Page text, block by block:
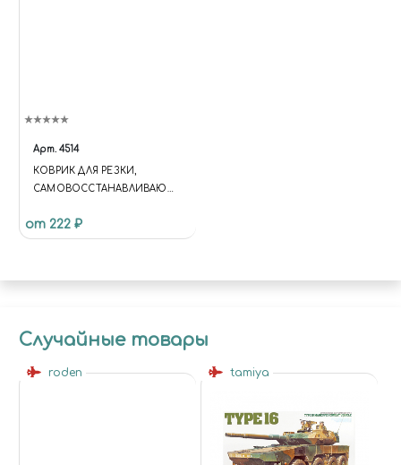
Арт. 4514
КОВРИК ДЛЯ РЕЗКИ,
САМОВОССТАНАВЛИВАЮЩ
JAS 4514
от 222 ₽
Случайные товары
roden tamiya